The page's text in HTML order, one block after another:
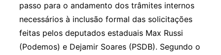
passo para o andamento dos trâmites internos
necessários à inclusão formal das solicitações
feitas pelos deputados estaduais Max Russi
(Podemos) e Dejamir Soares (PSDB). Segundo o